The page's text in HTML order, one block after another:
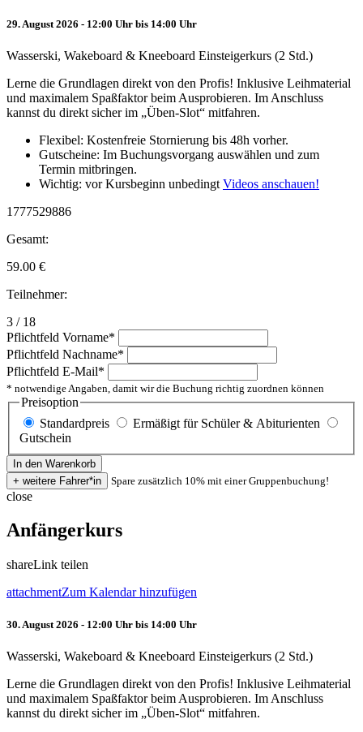
29. August 2026 - 12:00 Uhr bis 14:00 Uhr
Wasserski, Wakeboard & Kneeboard Einsteigerkurs (2 Std.)
Lerne die Grundlagen direkt von den Profis! Inklusive Leihmaterial
und maximalem Spaßfaktor beim Ausprobieren. Im Anschluss
kannst du direkt sicher im „Üben-Slot“ mitfahren.
Flexibel: Kostenfreie Stornierung bis 48h vorher.
Gutscheine: Im Buchungsvorgang auswählen und zum
Termin mitbringen.
Wichtig: vor Kursbeginn unbedingt Videos anschauen!
1777529886
Gesamt:
59.00 €
Teilnehmer:
3 / 18
Pflichtfeld Vorname*
Pflichtfeld Nachname*
Pflichtfeld E-Mail*
* notwendige Angaben, damit wir die Buchung richtig zuordnen können
Preisoption
Standardpreis
Ermäßigt für Schüler & Abiturienten
Gutschein
Spare zusätzlich 10% mit einer Gruppenbuchung!
close
Anfängerkurs
shareLink teilen
attachmentZum Kalendar hinzufügen
30. August 2026 - 12:00 Uhr bis 14:00 Uhr
Wasserski, Wakeboard & Kneeboard Einsteigerkurs (2 Std.)
Lerne die Grundlagen direkt von den Profis! Inklusive Leihmaterial
und maximalem Spaßfaktor beim Ausprobieren. Im Anschluss
kannst du direkt sicher im „Üben-Slot“ mitfahren.